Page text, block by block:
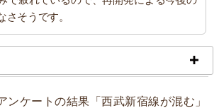
さそうです。
ンケートの結果「西武新宿線が混む」